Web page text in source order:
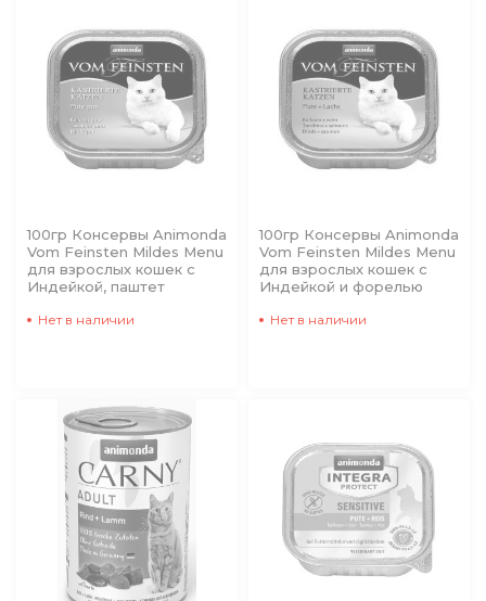
100гр Консервы Animonda
Vom Feinsten Mildes Menu
для взрослых кошек с
Индейкой, паштет
Нет в наличии
100гр Консервы Animonda
Vom Feinsten Mildes Menu
для взрослых кошек с
Индейкой и форелью
Нет в наличии